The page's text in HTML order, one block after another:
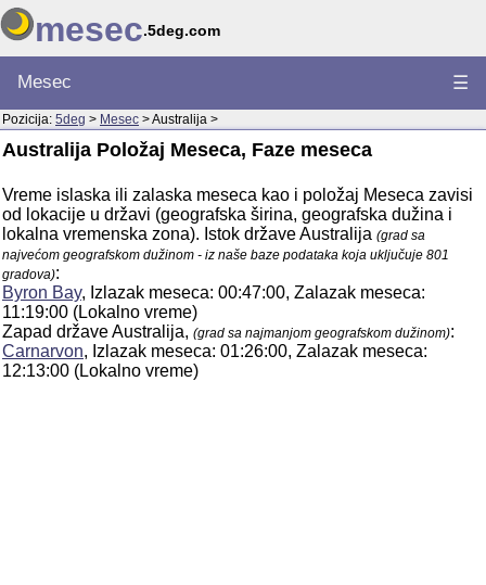
mesec.5deg.com
Mesec ☰
Pozicija: 5deg > Mesec > Australija >
Australija Položaj Meseca, Faze meseca
Vreme islaska ili zalaska meseca kao i položaj Meseca zavisi
od lokacije u državi (geografska širina, geografska dužina i
lokalna vremenska zona). Istok države Australija (grad sa
najvećom geografskom dužinom - iz naše baze podataka koja uključuje 801
gradova):
Byron Bay, Izlazak meseca: 00:47:00, Zalazak meseca:
11:19:00 (Lokalno vreme)
Zapad države Australija, (grad sa najmanjom geografskom dužinom):
Carnarvon, Izlazak meseca: 01:26:00, Zalazak meseca:
12:13:00 (Lokalno vreme)